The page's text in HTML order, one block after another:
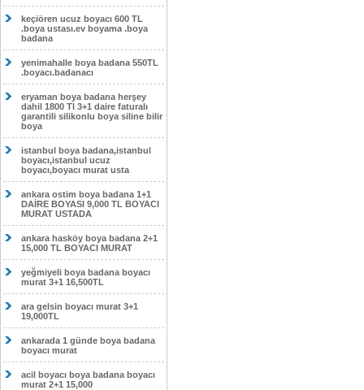
keçiören ucuz boyacı 600 TL
.boya ustası.ev boyama .boya
badana
yenimahalle boya badana 550TL
.boyacı.badanacı
eryaman boya badana herşey
dahil 1800 Tl 3+1 daire faturalı
garantili silikonlu boya siline bilir
boya
istanbul boya badana,istanbul
boyacı,istanbul ucuz
boyacı,boyacı murat usta
ankara ostim boya badana 1+1
DAİRE BOYASI 9,000 TL BOYACI
MURAT USTADA
ankara hasköy boya badana 2+1
15,000 TL BOYACI MURAT
yeğmiyeli boya badana boyacı
murat 3+1 16,500TL
ara gelsin boyacı murat 3+1
19,000TL
ankarada 1 günde boya badana
boyacı murat
acil boyacı boya badana boyacı
murat 2+1 15,000